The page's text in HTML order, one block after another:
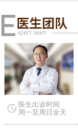
医生出诊时间
周一至周日全天